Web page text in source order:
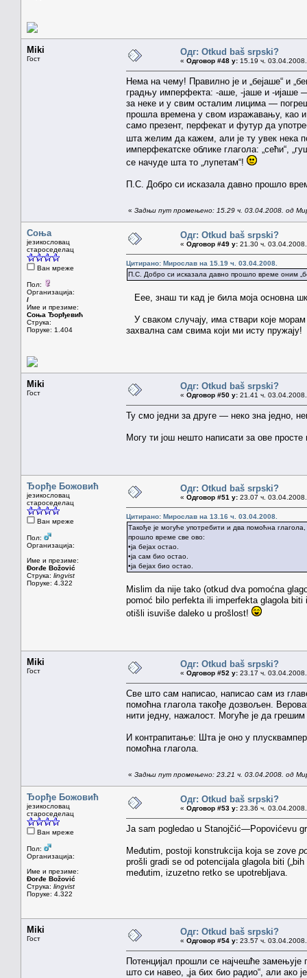
Miki
Гост
Одг: Otkud baš srpski?
« Одговор #48 у: 15.19 ч.
Нема на чему! Правилно је и „бејаше“ и
градњу имперфекта: -аше, -јаше и -ијаше
за неке и у свим осталим лицима —
прошла времена у свом изражавању, као
само презент, перфекат и футур да
шта желим да кажем, али је ту увек нека
имперфекатске облике глагола: „сећи“,
се начуде шта то „лупетам“!
П.С. Добро си исказала давно прошло
« Задњи пут промењено: 15.29 ч. 03.04.2008. од
Соња
језикословац
староседелац
Ван мреже
Пол:
Организација:
/
Име и презиме:
Соња Ђорђевић
Струка:
Поруке: 1.404
Одг: Otkud baš srpski?
« Одговор #49 у: 21.30 ч.
Цитирано: Мирослав на 15.19 ч. 03.04.2008.
П.С. Добро си исказала давно прошло време оним
Еее, знаш ти кад је била моја основна
У сваком случају, има ствари које
захвална сам свима који ми исту пружају!
Miki
Гост
Одг: Otkud baš srpski?
« Одговор #50 у: 21.41 ч.
Ту смо једни за друге — неко зна једно,
Могу ти још нешто написати за ове
Ђорђе Божовић
језикословац
староседелац
Ван мреже
Пол:
Организација:
Име и презиме:
Đorđe Božović
Струка: lingvist
Поруке: 4.322
Одг: Otkud baš srpski?
« Одговор #51 у: 23.07 ч.
Цитирано: Мирослав на 13.16 ч. 03.04.2008.
Такође је могуће употребити и два помоћна
прошло време све ово:
•ја бејах остао.
•ја сам био остао.
•ја бејах био остао.
Mislim da nije tako (otkud dva pomoćna
pomoć bilo perfekta ili imperfekta glagola
otišli isuviše daleko u prošlost!
Miki
Гост
Одг: Otkud baš srpski?
« Одговор #52 у: 23.17 ч.
Све што сам написао, написао сам из
помоћна глагола такође дозвољен.
нити једну, нажалост. Могуће је да
И контрапитање: Шта је оно у
помоћна глагола.
« Задњи пут промењено: 23.21 ч. 03.04.2008. од
Ђорђе Божовић
језикословац
староседелац
Ван мреже
Пол:
Организација:
Име и презиме:
Đorđe Božović
Струка: lingvist
Поруке: 4.322
Одг: Otkud baš srpski?
« Одговор #53 у: 23.36 ч.
Ja sam pogledao u Stanojčić—Popovićevu
Međutim, postoji konstrukcija koja se zove
prošli gradi se od potencijala glagola biti
međutim, izuzetno retko se upotrebljava.
Miki
Гост
Одг: Otkud baš srpski?
« Одговор #54 у: 23.57 ч.
Потенцијал прошли се најчешће
што си навео, „ја бих био радио“, али ако